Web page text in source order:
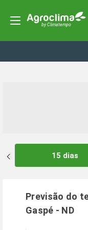
15 dias
Previsão do
Gaspé - ND